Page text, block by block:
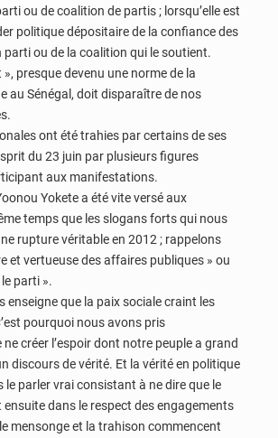
ou de coalition de partis ; lorsqu’elle est
politique dépositaire de la confiance des
parti ou de la coalition qui le soutient.
presque devenu une norme de la
au Sénégal, doit disparaître de nos
ont été trahies par certains de ses
du 23 juin par plusieurs figures
aux manifestations.
Yokete a été vite versé aux
temps que les slogans forts qui nous
rupture véritable en 2012 ; rappelons
et vertueuse des affaires publiques » ou
parti ».
enseigne que la paix sociale craint les
pourquoi nous avons pris
ne créer l’espoir dont notre peuple a grand
discours de vérité. Et la vérité en politique
le parler vrai consistant à ne dire que le
ensuite dans le respect des engagements
le mensonge et la trahison commencent